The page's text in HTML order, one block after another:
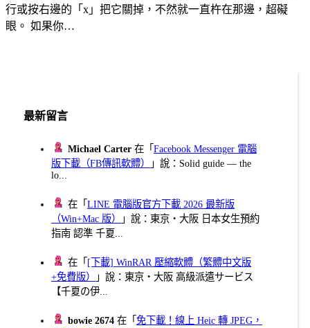
行或按右邊的「x」把它關掉，不然就一直杵在那邊，超礙
眼。 如果你…
最新留言
Michael Carter 在「Facebook Messenger 電腦
版下載（FB傳訊軟體）
」說：Solid guide — the
lo...
在「LINE 電腦版官方下載 2026 最新版
（Win+Mac 版）
」說：東京・大阪 日本女生預約
指南 認準 千夏...
在「 [下載] WinRAR 壓縮軟體（繁體中文版
+免費版）
」說：東京・大阪 高級派遣サービス
【千夏の伊...
bowie 2674 在「免下載！線上 Heic 轉 JPEG，